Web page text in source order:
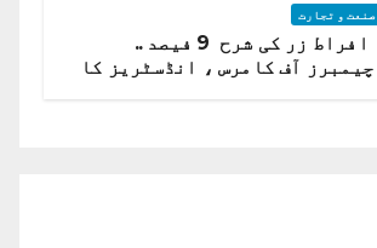
صنعت و تجارت
افراط زر کی شرح 9 فیصد ..
چیمبرز آف کامرس ، انڈسٹریز کا